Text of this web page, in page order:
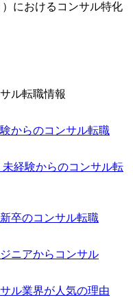
）におけるコンサル特化
ル転職情報
からのコンサル転職
未経験からのコンサル転
卒のコンサル転職
ニアからコンサル
ル業界が人気の理由